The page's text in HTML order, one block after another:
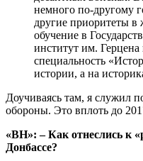
немного по-другому
другие приоритеты в
обучение в
институт им. Герцена
специальность
истории, а на
Доучиваясь там, я служил
обороны. Это вплоть до
«ВН»: – Как отнеслись к
Донбассе?